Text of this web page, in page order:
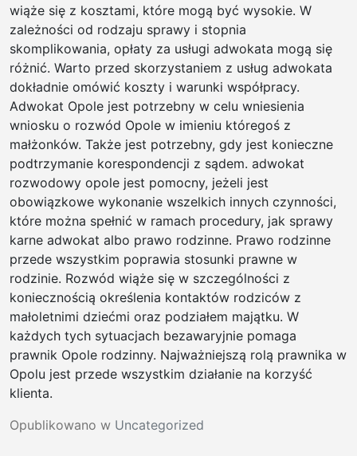
wiąże się z kosztami, które mogą być wysokie. W
zależności od rodzaju sprawy i stopnia
skomplikowania, opłaty za usługi adwokata mogą się
różnić. Warto przed skorzystaniem z usług adwokata
dokładnie omówić koszty i warunki współpracy.
Adwokat Opole jest potrzebny w celu wniesienia
wniosku o rozwód Opole w imieniu któregoś z
małżonków. Także jest potrzebny, gdy jest konieczne
podtrzymanie korespondencji z sądem. adwokat
rozwodowy opole jest pomocny, jeżeli jest
obowiązkowe wykonanie wszelkich innych czynności,
które można spełnić w ramach procedury, jak sprawy
karne adwokat albo prawo rodzinne. Prawo rodzinne
przede wszystkim poprawia stosunki prawne w
rodzinie. Rozwód wiąże się w szczególności z
koniecznością określenia kontaktów rodziców z
małoletnimi dziećmi oraz podziałem majątku. W
każdych tych sytuacjach bezawaryjnie pomaga
prawnik Opole rodzinny. Najważniejszą rolą prawnika w
Opolu jest przede wszystkim działanie na korzyść
klienta.
Opublikowano w Uncategorized